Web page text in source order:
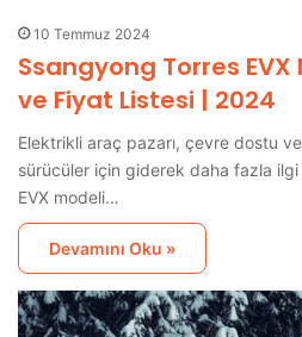
10 Temmuz 2024
Ssangyong Torres EVX
ve Fiyat Listesi | 2024
Elektrikli araç pazarı, çevre dostu
sürücüler için giderek daha fazla
EVX modeli…
Devamını Oku »